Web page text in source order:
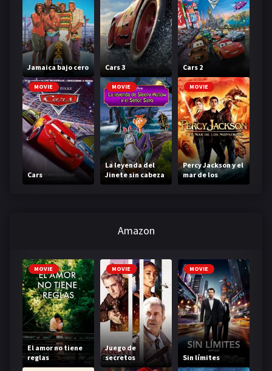
Jamaica bajo cero Cars 3 Cars 2
MOVIE
Cars
MOVIE
La leyenda del
Jinete sin cabeza
MOVIE
Percy Jackson y el
mar de los
monstruos
Amazon
MOVIE
El amor no tiene
reglas
MOVIE
Juego de
secretos
MOVIE
Sin límites